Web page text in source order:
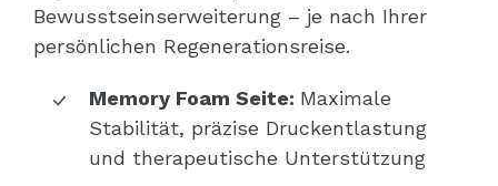
Bewusstseinserweiterung – je nach Ihrer
persönlichen Regenerationsreise.
Memory Foam Seite: Maximale
Stabilität, präzise Druckentlastung
und therapeutische Unterstützung